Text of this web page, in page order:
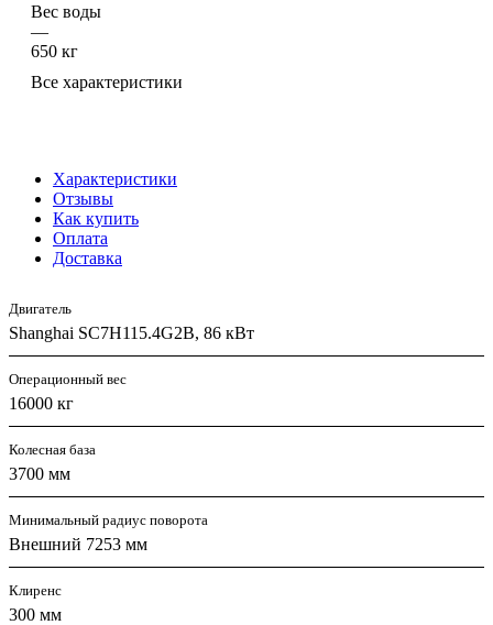
Вес воды
—
650 кг
Все характеристики
Характеристики
Отзывы
Как купить
Оплата
Доставка
Двигатель
Shanghai SC7H115.4G2B, 86 кВт
Операционный вес
16000 кг
Колесная база
3700 мм
Минимальный радиус поворота
Внешний 7253 мм
Клиренс
300 мм